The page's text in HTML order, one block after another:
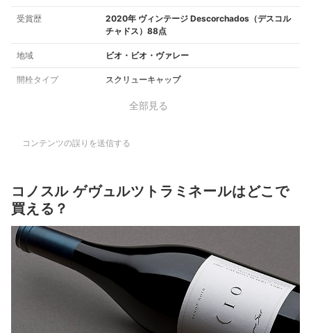
受賞歴
2020年 ヴィンテージ Descorchados（デスコル
チャドス）88点
地域 ビオ・ビオ・ヴァレー
開栓タイプ スクリューキャップ
全部見る
コンテンツの誤りを送信する
コノスル ゲヴュルツトラミネールはどこで
買える？